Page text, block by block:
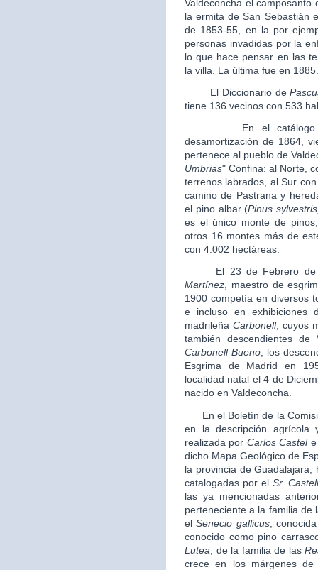
Valdeconcha el
la ermita de San Sebastián
de 1853-55, en la por
personas invadidas por la
lo que hace pensar en las
la villa. La última fue en 1885.
El Diccionario de
tiene 136 vecinos con 533
En el catálogo de
desamortización de 1864,
pertenece al pueblo de
Umbrias" Confina: al Norte,
terrenos labrados, al Sur
camino de Pastrana y
el pino albar (Pinus
es el único monte de
otros 16 montes más de
con 4.002 hectáreas.
El 23 de Febrero de
Martínez, maestro de
1900 competía en diversos
e incluso en exhibiciones
madrileña Carbonell, cuyos
también descendientes
Carbonell Bueno, los
Esgrima de Madrid en
localidad natal el 4 de
nacido en Valdeconcha.
En el Boletín de la
en la descripción agrícola
realizada por Carlos Castele
dicho Mapa Geológico de
la provincia de
catalogadas por elSr.
las ya mencionadas
perteneciente a la familia de
elSenecio gallicus,
conocido como pino
Lutea , de la familia de las
crece en los márgenes